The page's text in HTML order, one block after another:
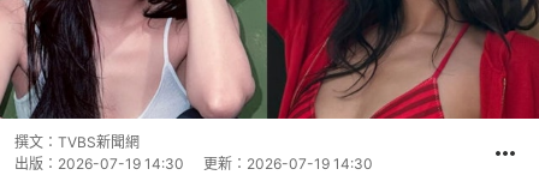
撰文： TVBS新聞網
出版： 2026-07-19 14:30 更新： 2026-07-19 14:30